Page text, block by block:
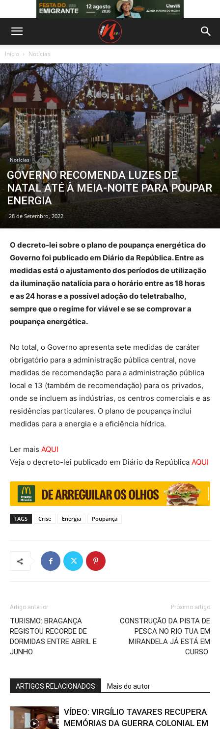
Início Notícias
Notícias
GOVERNO RECOMENDA LUZES DE
NATAL ATÉ À MEIA-NOITE PARA POUPAR
ENERGIA
28 de Setembro, 2022
O decreto-lei sobre o plano de poupança energética do
Governo foi publicado em Diário da República. Entre as
medidas está o ajustamento dos períodos de utilização
da iluminação natalícia para o horário entre as 18 horas
e as 24 horas e a possível adoção do teletrabalho,
sempre que o regime for viável e se se comprovar a
poupança energética.
No total, o Governo apresenta sete medidas de caráter
obrigatório para a administração pública central, nove
medidas de recomendação para a administração pública
local e 13 (também de recomendação) para os privados,
onde se incluem as indústrias, os centros comerciais e as
residências particulares. O plano de poupança inclui
medidas para a energia e a eficiência hídrica.
Ler mais AQUI
Veja o decreto-lei publicado em Diário da República AQUI
TAGS Crise Energia Poupança
Artigo anterior
TURISMO: BRAGANÇA
REGISTOU RECORDE DE
DORMIDAS ENTRE ABRIL E
JUNHO
Próximo artigo
CONSTRUÇÃO DA PISTA DE
PESCA NO RIO TUA EM
MIRANDELA JÁ ESTÁ EM
CURSO
ARTIGOS RELACIONADOS Mais do autor
VÍDEO: VIRGÍLIO TAVARES RECUPERA
MEMÓRIAS DA GUERRA COLONIAL EM